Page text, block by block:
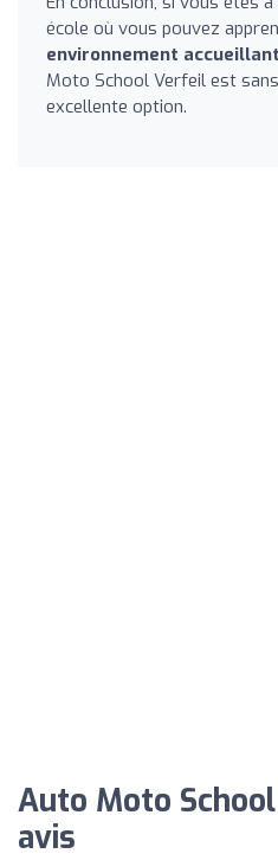
école où vous pouvez
environnement
Moto School Verfeil est
excellente option.
Auto Moto
avis